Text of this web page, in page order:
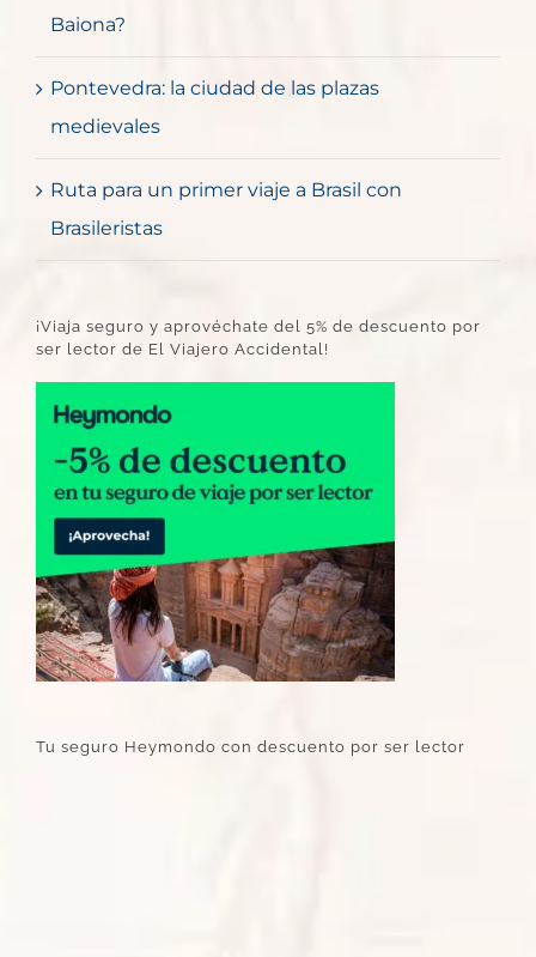
Baiona?
Pontevedra: la ciudad de las plazas
medievales
Ruta para un primer viaje a Brasil con
Brasileristas
¡Viaja seguro y aprovéchate del 5% de descuento por
ser lector de El Viajero Accidental!
Tu seguro Heymondo con descuento por ser lector